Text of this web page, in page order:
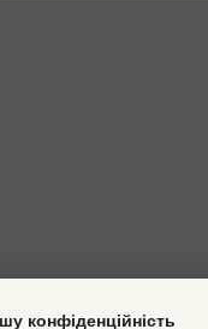
конфіденційність